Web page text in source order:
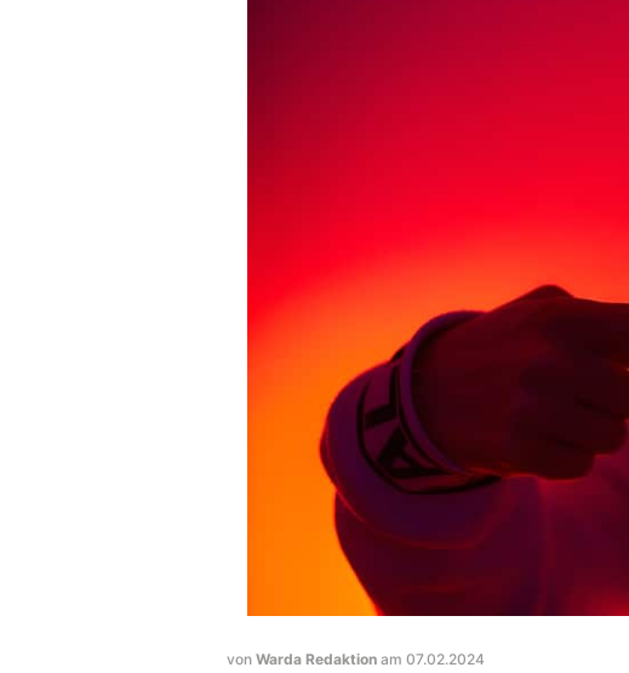
von Warda Redaktion am 07.02.2024